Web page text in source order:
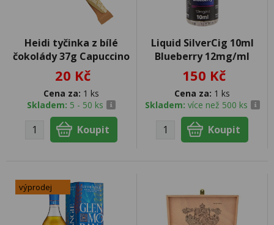
Heidi tyčinka z bílé
čokolády 37g Capuccino
20 Kč
Cena za: 1 ks
Skladem: 5 - 50 ks
Liquid SilverCig 10ml
Blueberry 12mg/ml
150 Kč
Cena za: 1 ks
Skladem: více než 500 ks
výprodej